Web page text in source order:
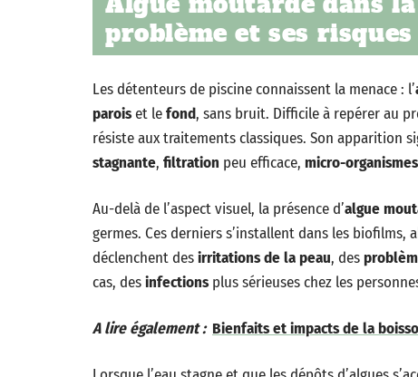
problème et ses
Les détenteurs de piscine connaissent la menace : l’
paroiset lefond, sans bruit. Difficile à repérer au
résiste aux traitements classiques. Son apparition
stagnante, filtration peu efficace, micro-organismes
Au-delà de l’aspect visuel, la présence d’algue
germes. Ces derniers s’installent dans les biofilms,
déclenchent desirritations de la peau, des
cas, desinfectionsplus sérieuses chez les
A lire également : Bienfaits et impacts de la